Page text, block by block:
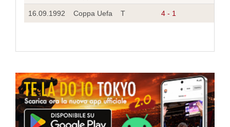
16.09.1992 Coppa Uefa T 4 - 1